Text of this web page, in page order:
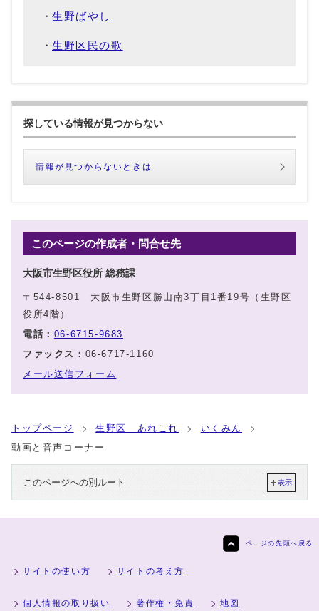
生野ばやし
生野区民の歌
探している情報が見つからない
情報が見つからないときは
このページの作成者・問合せ先
大阪市生野区役所 総務課
〒544-8501 大阪市生野区勝山南3丁目1番19号（生野区
役所4階）
電話： 06-6715-9683
ファックス： 06-6717-1160
メール送信フォーム
トップページ 生野区 あれこれ
いくみん
動画と音声コーナー
このページへの別ルート 表示
ページの先頭へ戻る
サイトの使い方 サイトの考え方
個人情報の取り扱い 著作権・免責 地図